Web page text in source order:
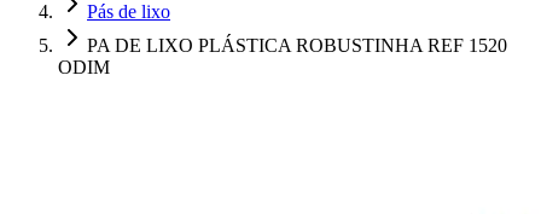
Pás de lixo
PA DE LIXO PLÁSTICA ROBUSTINHA REF 1520
ODIM